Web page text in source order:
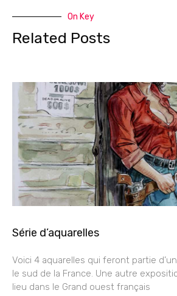
On Key
Related Posts
Série d’aquarelles
Voici 4 aquarelles qui feront partie
le sud de la France. Une autre
lieu dans le Grand ouest français